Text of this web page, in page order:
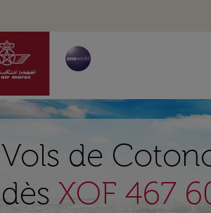
Vols de
dès XOF 467